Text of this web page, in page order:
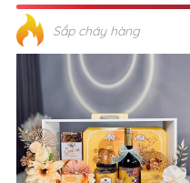
Sắp cháy hàng